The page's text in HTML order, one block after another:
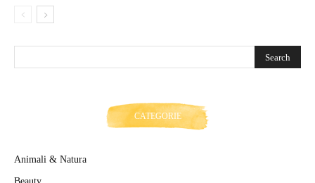
CATEGORIE
Animali & Natura